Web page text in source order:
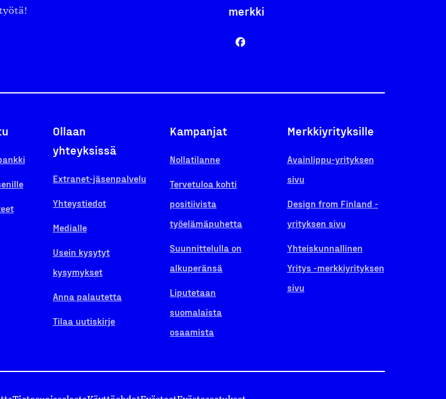
merkki
Ollaan
yhteyksissä
Extranet-jäsenpalvelu
Yhteystiedot
Medialle
Usein kysytyt
kysymykset
Anna palautetta
Tilaa uutiskirje
Kampanjat
Nollatilanne
Tervetuloa kohti
positiivista
työelämäpuhetta
Suunnittelulla on
alkuperänsä
Liputetaan
suomalaista
osaamista
Merkkiyrityksille
Avainlippu-yrityksen
sivu
Design from Finland -
yrityksen sivu
Yhteiskunnallinen
Yritys -merkkiyrityksen
sivu